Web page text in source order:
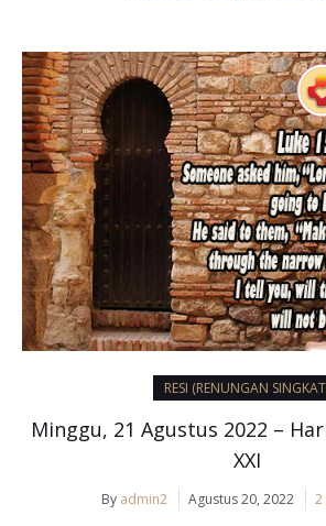
RESI (RENUNGAN
Minggu, 21 Agustus 2022 –
XXI
By admin2 Agustus 20, 2022 2